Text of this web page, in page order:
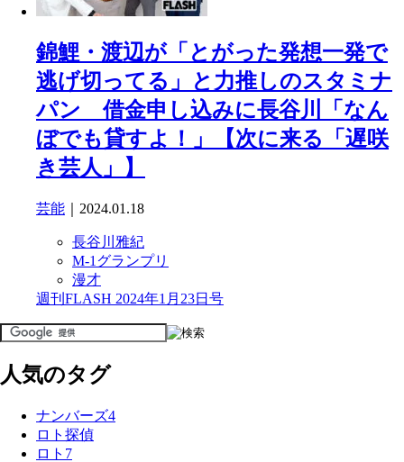
錦鯉・渡辺が「とがった発想一発で
逃げ切ってる」と力推しのスタミナ
パン 借金申し込みに長谷川「なん
ぼでも貸すよ！」【次に来る「遅咲
き芸人」】
芸能 ｜2024.01.18
長谷川雅紀
M-1グランプリ
漫才
週刊FLASH 2024年1月23日号
人気のタグ
ナンバーズ4
ロト探偵
ロト7